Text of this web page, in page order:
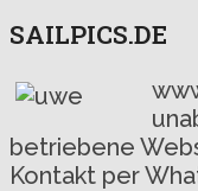
SAILPICS.DE
betriebene
Kontakt per